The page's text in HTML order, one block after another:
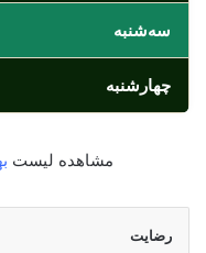
سه‌شنبه
چهارشنبه
مشاهده لیست
رضایت